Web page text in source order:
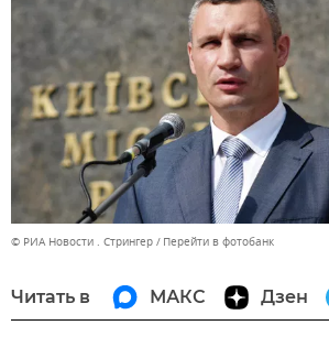
© РИА Новости . Стрингер Перейти в фотобанк
Читать в МАКС Дзен